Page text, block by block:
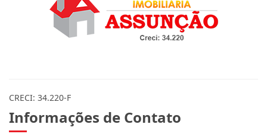
CRECI: 34.220-F
Informações de Contato